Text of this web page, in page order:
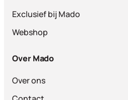
Exclusief bij Mado
Webshop
Over Mado
Over ons